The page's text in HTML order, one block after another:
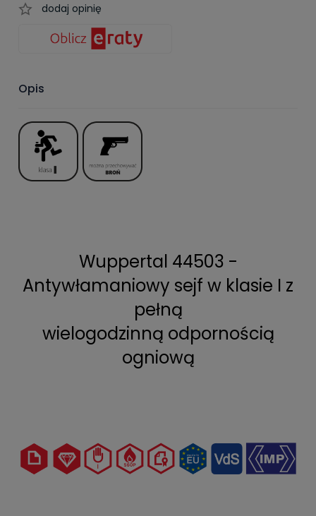
dodaj opinię
Opis
Wuppertal 44503 -
Antywłamaniowy sejf w klasie I z
pełną
wielogodzinną odpornością
ogniową